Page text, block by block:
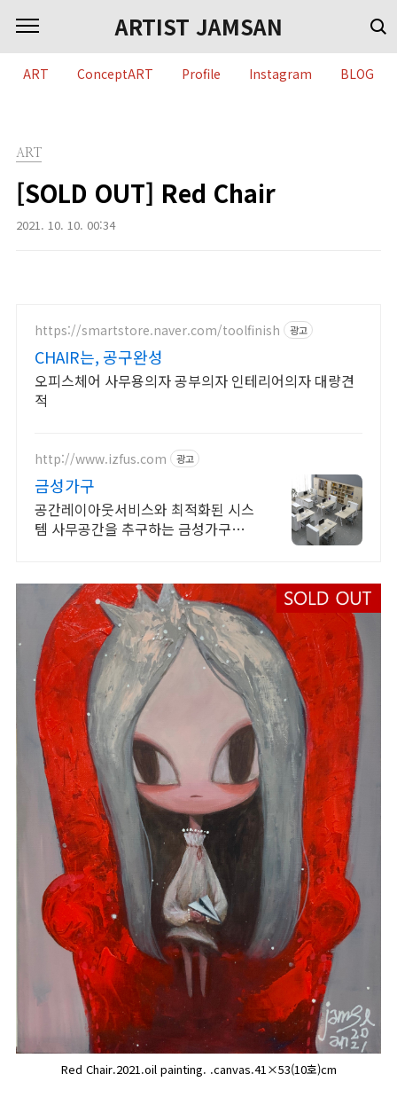
ARTIST JAMSAN
ART ConceptART Profile Instagram BLOG
ART
[SOLD OUT] Red Chair
2021. 10. 10. 00:34
https://smartstore.naver.com/toolfinish 광고
CHAIR는, 공구완성
오피스체어 사무용의자 공부의자 인테리어의자 대량견
적
http://www.izfus.com 광고
금성가구
공간레이아웃서비스와 최적화된 시스
템 사무공간을 추구하는 금성가구입
Red Chair.2021.oil painting. .canvas.41×53(10호)cm